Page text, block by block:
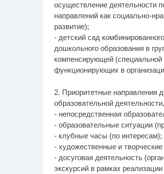
осуществление деятельности
направлений как социально-
развитие);
- детский сад
дошкольного образования в
компенсирующей (специальной
функционирующих в
2. Приоритетные направления
образовательной
- непосредственная
- образовательные ситуации
- клубные часы (по интересам);
- художественные и
- досуговая деятельность
экскурсий в рамках